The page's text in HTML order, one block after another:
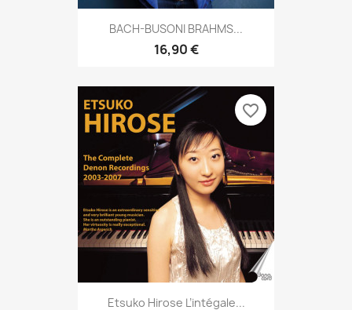
BACH-BUSONI BRAHMS...
16,90 €
Etsuko Hirose L’intégale...
favorite_border